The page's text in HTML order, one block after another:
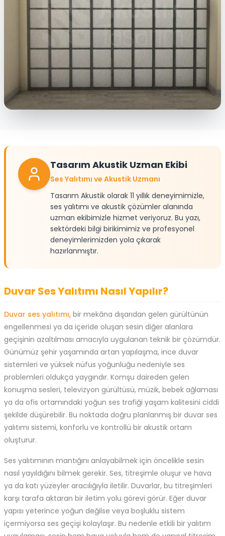
Tasarım Akustik Uzman Ekibi
Ses Yalıtımı ve Akustik Uzmanı
Tasarım Akustik olarak 11 yıllık deneyimimizle,
ses yalıtımı ve akustik çözümler alanında
uzman ekibimizle hizmet veriyoruz. Bu yazı,
sektördeki bilgi birikimimiz ve profesyonel
deneyimlerimizden yola çıkarak
hazırlanmıştır.
Duvar Ses Yalıtımı Nasıl Yapılır?
Duvar ses yalıtımı, bir mekâna dışarıdan gelen gürültünün
engellenmesi ya da içeride oluşan sesin diğer alanlara
geçişinin azaltılması amacıyla uygulanan teknik bir çözümdür.
Günümüz şehir yaşamında artan yapılaşma, ince duvar
sistemleri ve yüksek nüfus yoğunluğu nedeniyle ses
problemleri oldukça yaygındır. Komşu daireden gelen
konuşma sesleri, televizyon gürültüsü, müzik, bebek ağlaması
ya da ofis ortamındaki yoğun ses trafiği yaşam kalitesini ciddi
şekilde düşürebilir. Bu noktada doğru planlanmış bir duvar ses
yalıtımı sistemi, konforlu ve kontrollü bir akustik ortam
oluşturur.
Ses yalıtımının mantığını anlayabilmek için öncelikle sesin
nasıl yayıldığını bilmek gerekir. Ses, titreşimle oluşur ve hava
ya da katı yüzeyler aracılığıyla iletilir. Duvarlar, bu titreşimleri
karşı tarafa aktaran bir iletim yolu görevi görür. Eğer duvar
yapısı yeterince yoğun değilse veya boşluklu sistem
içermiyorsa ses geçişi kolaylaşır. Bu nedenle etkili bir yalıtım